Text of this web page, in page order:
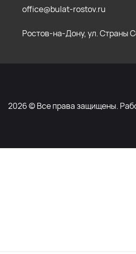
office@bulat-rostov.ru
Ростов-на-Дону, ул. Страны
2026 © Все права защищены.